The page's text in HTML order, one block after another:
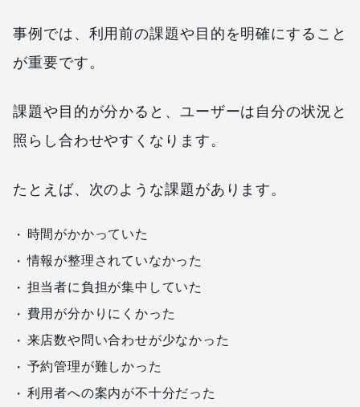
事例では、利用前の課題や目的を明確にすること
が重要です。
課題や目的が分かると、ユーザーは自分の状況と
照らし合わせやすくなります。
たとえば、次のような課題があります。
時間がかかっていた
情報が整理されていなかった
担当者に負担が集中していた
費用が分かりにくかった
来店数や問い合わせが少なかった
予約管理が難しかった
利用者への案内が不十分だった